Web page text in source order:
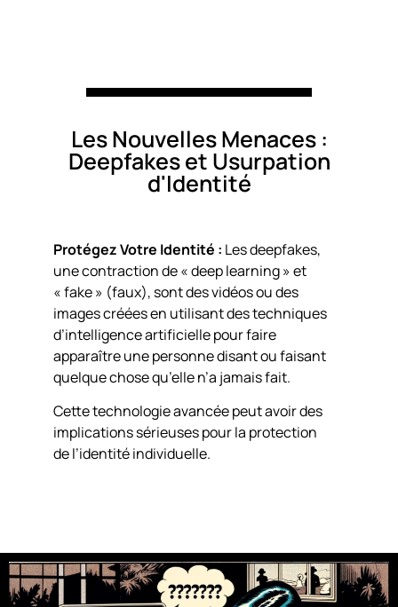
Les Nouvelles Menaces :
Deepfakes et Usurpation
d'Identité
Protégez Votre Identité : Les deepfakes,
une contraction de « deep learning » et
« fake » (faux), sont des vidéos ou des
images créées en utilisant des techniques
d’intelligence artificielle pour faire
apparaître une personne disant ou faisant
quelque chose qu’elle n’a jamais fait.
Cette technologie avancée peut avoir des
implications sérieuses pour la protection
de l’identité individuelle.